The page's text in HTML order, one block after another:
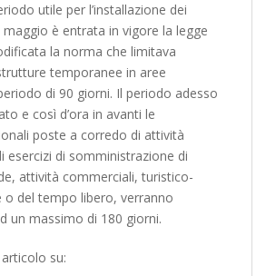
utile per l’installazione dei
è entrata in vigore la legge
la norma che limitava
temporanee in aree
di 90 giorni. Il periodo adesso
e così d’ora in avanti le
poste a corredo di attività
esercizi di somministrazione di
attività commerciali, turistico-
o del tempo libero, verranno
un massimo di 180 giorni.
su: